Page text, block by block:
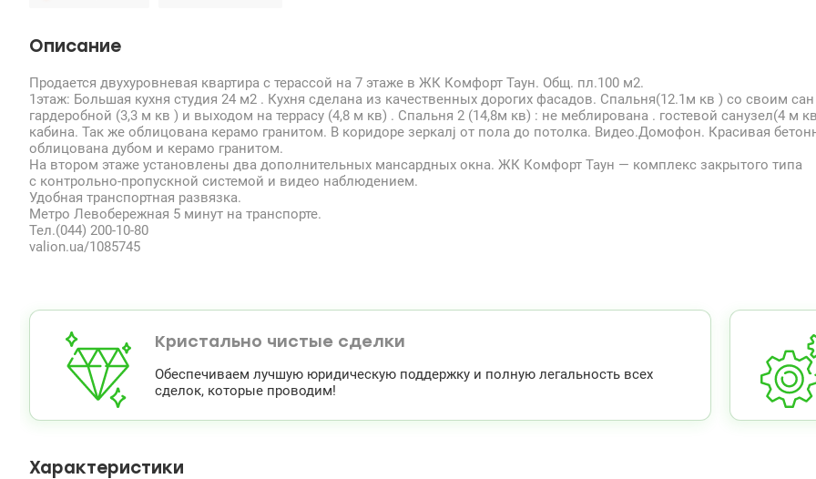
Описание
Продается двухуровневая квартира с терассой на 7 этаже в ЖК Комфорт Таун. Общ. пл.100 м2.
1этаж: Большая кухня студия 24 м2 . Кухня сделана из качественных дорогих фасадов. Спальня(12.1м кв ) со своим
гардеробной (3,3 м кв ) и выходом на террасу (4,8 м кв) . Спальня 2 (14,8м кв) : не меблирована . гостевой санузел(4 м
кабина. Так же облицована керамо гранитом. В коридоре зеркалj от пола до потолка. Видео.Домофон. Красивая
облицована дубом и керамо гранитом.
На втором этаже установлены два дополнительных мансардных окна. ЖК Комфорт Таун — комплекс закрытого типа
с контрольно-пропускной системой и видео наблюдением.
Удобная транспортная развязка.
Метро Левобережная 5 минут на транспорте.
Тел.(044) 200-10-80
valion.ua/1085745
Кристально чистые сделки
Обеспечиваем лучшую юридическую поддержку и полную легальность всех
сделок, которые проводим!
Характеристики